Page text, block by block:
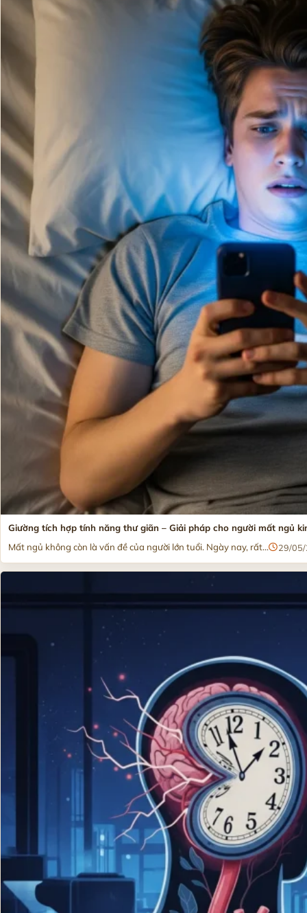
Giường tích hợp tính năng thư giãn – Giải pháp cho người mất ngủ
Mất ngủ không còn là vấn đề của người lớn tuổi. Ngày nay, rất...
29/